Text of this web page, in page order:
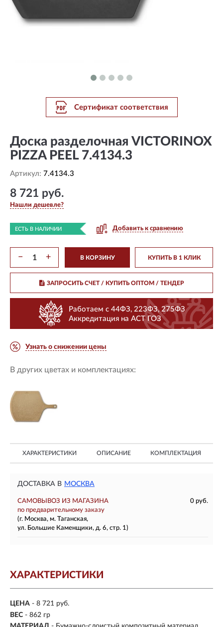
Сертификат соответствия
Доска разделочная VICTORINOX
PIZZA PEEL 7.4134.3
Артикул: 7.4134.3
8 721 руб.
Нашли дешевле?
ЕСТЬ В НАЛИЧИИ Добавить к сравнению
− + В КОРЗИНУ КУПИТЬ В 1 КЛИК
ЗАПРОСИТЬ СЧЕТ / КУПИТЬ ОПТОМ/ ТЕНДЕР
Работаем с 44ФЗ, 223ФЗ, 275ФЗ
Аккредитация на АСТ ГОЗ
Узнать о снижении цены
В других цветах и комплектациях:
ХАРАКТЕРИСТИКИ ОПИСАНИЕ КОМПЛЕКТАЦИЯ
ДОСТАВКА В МОСКВА
САМОВЫВОЗ ИЗ МАГАЗИНА
0 руб.
по предварительному заказу
(г. Москва, м. Таганская,
ул. Большие Каменщики, д. 6, стр. 1)
ХАРАКТЕРИСТИКИ
ЦЕНА - 8 721 руб.
ВЕС - 862 гр